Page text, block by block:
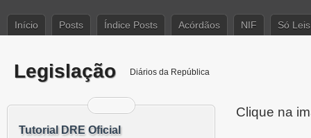
Início Posts Índice Posts Acórdãos NIF Só Leis
Legislação Diários da República
Clique na
Tutorial DRE Oficial